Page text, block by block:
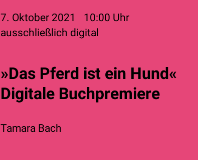
7. Oktober 2021 10:00 Uhr
ausschließlich digital
»Das Pferd ist ein Hund«
Digitale Buchpremiere
Tamara Bach